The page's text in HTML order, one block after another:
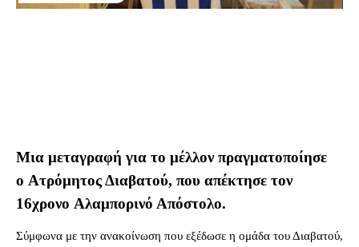
Μια μεταγραφή για το μέλλον πραγματοποίησε
ο Ατρόμητος Διαβατού, που απέκτησε τον
16χρονο Αλαμπορινό Απόστολο.
Σύμφωνα με την ανακοίνωση που εξέδωσε η ομάδα του Διαβατού,